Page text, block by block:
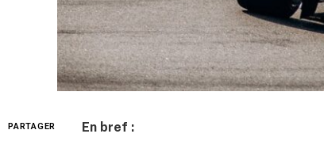
PARTAGER En bref :